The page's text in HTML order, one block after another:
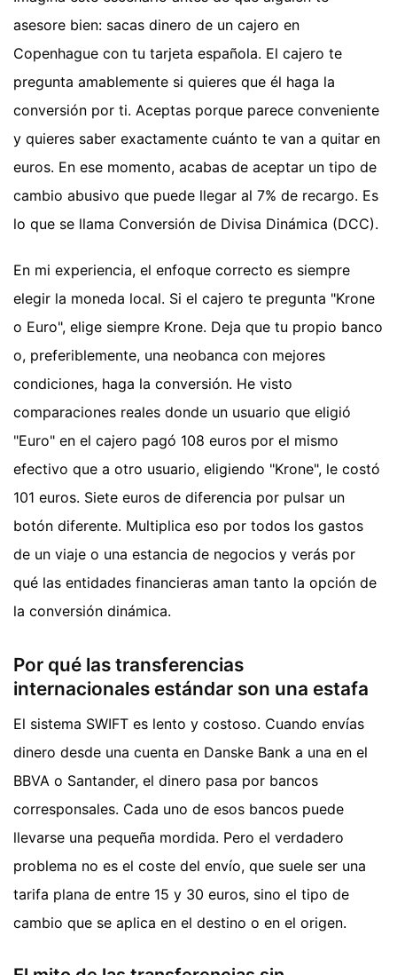
asesore bien: sacas dinero de un cajero en
Copenhague con tu tarjeta española. El cajero te
pregunta amablemente si quieres que él haga la
conversión por ti. Aceptas porque parece conveniente
y quieres saber exactamente cuánto te van a quitar en
euros. En ese momento, acabas de aceptar un tipo de
cambio abusivo que puede llegar al 7% de recargo. Es
lo que se llama Conversión de Divisa Dinámica (DCC).
En mi experiencia, el enfoque correcto es siempre
elegir la moneda local. Si el cajero te pregunta "Krone
o Euro", elige siempre Krone. Deja que tu propio banco
o, preferiblemente, una neobanca con mejores
condiciones, haga la conversión. He visto
comparaciones reales donde un usuario que eligió
"Euro" en el cajero pagó 108 euros por el mismo
efectivo que a otro usuario, eligiendo "Krone", le costó
101 euros. Siete euros de diferencia por pulsar un
botón diferente. Multiplica eso por todos los gastos
de un viaje o una estancia de negocios y verás por
qué las entidades financieras aman tanto la opción de
la conversión dinámica.
Por qué las transferencias
internacionales estándar son una estafa
El sistema SWIFT es lento y costoso. Cuando envías
dinero desde una cuenta en Danske Bank a una en el
BBVA o Santander, el dinero pasa por bancos
corresponsales. Cada uno de esos bancos puede
llevarse una pequeña mordida. Pero el verdadero
problema no es el coste del envío, que suele ser una
tarifa plana de entre 15 y 30 euros, sino el tipo de
cambio que se aplica en el destino o en el origen.